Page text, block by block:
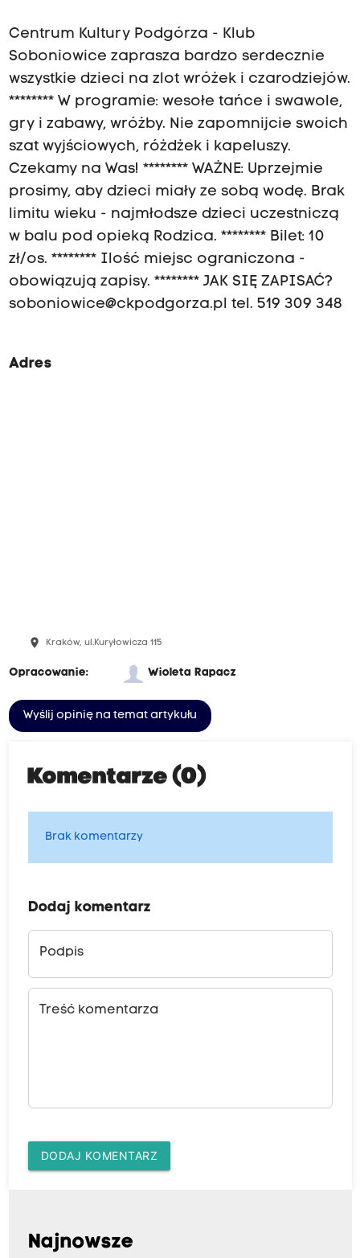
Centrum Kultury Podgórza - Klub
Soboniowice zaprasza bardzo serdecznie
wszystkie dzieci na zlot wróżek i czarodziejów.
******** W programie: wesołe tańce i swawole,
gry i zabawy, wróżby. Nie zapomnijcie swoich
szat wyjściowych, różdżek i kapeluszy.
Czekamy na Was! ******** WAŻNE: Uprzejmie
prosimy, aby dzieci miały ze sobą wodę. Brak
limitu wieku - najmłodsze dzieci uczestniczą
w balu pod opieką Rodzica. ******** Bilet: 10
zł/os. ******** Ilość miejsc ograniczona -
obowiązują zapisy. ******** JAK SIĘ ZAPISAĆ?
soboniowice@ckpodgorza.pl tel. 519 309 348
Adres
place Kraków, ul.Kuryłowicza 115
Opracowanie: Wioleta Rapacz
Wyślij opinię na temat artykułu
Komentarze (0)
Brak komentarzy
Dodaj komentarz
Podpis
Treść komentarza
DODAJ KOMENTARZ
Najnowsze